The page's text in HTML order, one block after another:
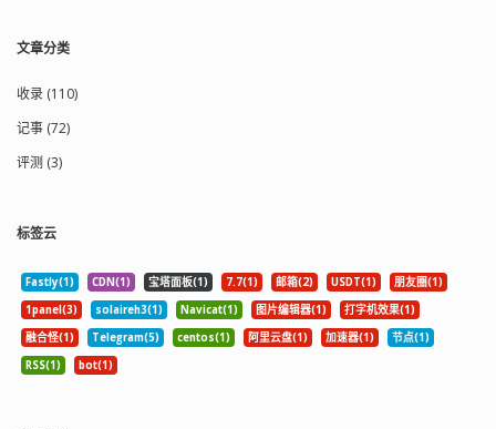
文章分类
收录 (110)
记事 (72)
评测 (3)
标签云
Fastly(1) CDN(1) 宝塔面板(1) 7.7(1) 邮箱(2) USDT(1)
朋友圈(1)
1panel(3)
solaireh3(1) Navicat(1) 图片编辑器(1)
打字机效果(1)
融合怪(1)
Telegram(5) centos(1) 阿里云盘(1) 加速器(1)
节点(1)
RSS(1)
bot(1)